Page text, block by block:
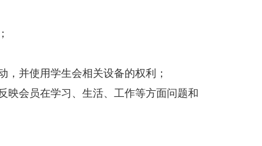
并使用学生会相关设备的权利；
会员在学习、生活、工作等方面问题和